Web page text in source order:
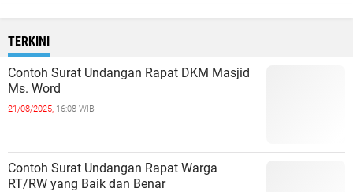
TERKINI
Contoh Surat Undangan Rapat DKM Masjid
Ms. Word
21/08/2025, 16:08 WIB
Contoh Surat Undangan Rapat Warga
RT/RW yang Baik dan Benar